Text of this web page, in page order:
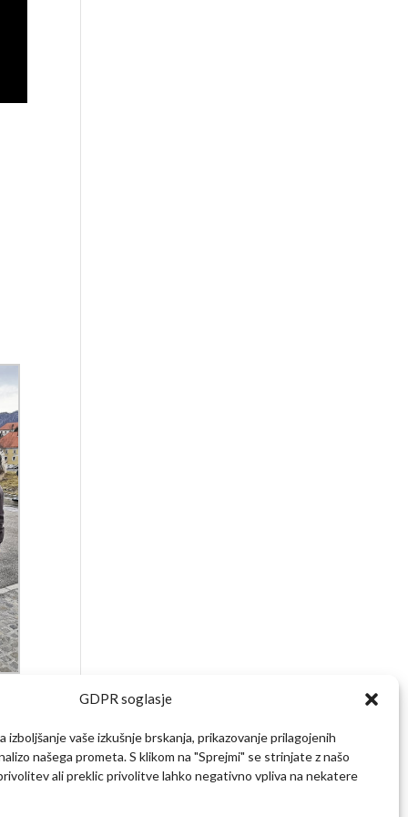
GDPR soglasje
izboljšanje vaše izkušnje brskanja, prikazovanje prilagojenih
našega prometa. S klikom na "Sprejmi" se strinjate z našo
ali preklic privolitve lahko negativno vpliva na nekatere